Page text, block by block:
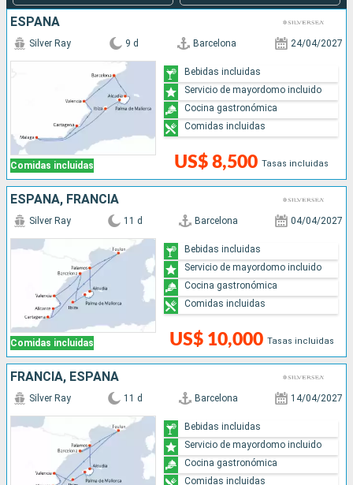
ESPAÑA
Comidas incluidas
Silver Ray 9 d Barcelona 24/04/2027
US$ 8,500 Tasas incluidas
Bebidas incluidas
Servicio de mayordomo incluido
Cocina gastronómica
Comidas incluidas
ESPAÑA, FRANCIA
Comidas incluidas
Silver Ray 11 d Barcelona 04/04/2027
US$ 10,000 Tasas incluidas
Bebidas incluidas
Servicio de mayordomo incluido
Cocina gastronómica
Comidas incluidas
FRANCIA, ESPAÑA
Silver Ray 11 d Barcelona 14/04/2027
Bebidas incluidas
Servicio de mayordomo incluido
Cocina gastronómica
Comidas incluidas